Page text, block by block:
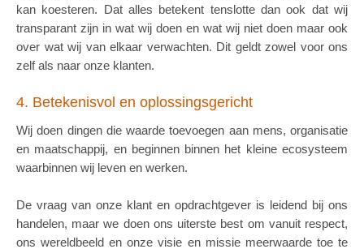
kan koesteren. Dat alles betekent tenslotte dan ook dat wij
transparant zijn in wat wij doen en wat wij niet doen maar ook
over wat wij van elkaar verwachten. Dit geldt zowel voor ons
zelf als naar onze klanten.
4. Betekenisvol en oplossingsgericht
Wij doen dingen die waarde toevoegen aan mens, organisatie
en maatschappij, en beginnen binnen het kleine ecosysteem
waarbinnen wij leven en werken.
De vraag van onze klant en opdrachtgever is leidend bij ons
handelen, maar we doen ons uiterste best om vanuit respect,
ons wereldbeeld en onze visie en missie meerwaarde toe te